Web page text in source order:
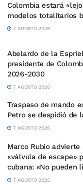
Colombia estará
modelos totalitarios
7 AGOSTO 2026
Abelardo de la
presidente de
2026-2030
7 AGOSTO 2026
Traspaso de mando
Petro se despidió de
7 AGOSTO 2026
Marco Rubio advierte
«válvula de escape»
cubana: «No pueden
7 AGOSTO 2026